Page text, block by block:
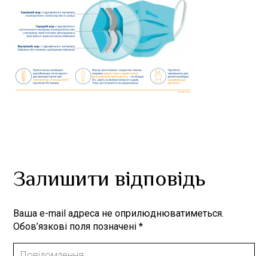
Залишити відповідь
Ваша e-mail адреса не оприлюднюватиметься.
Обов’язкові поля позначені*